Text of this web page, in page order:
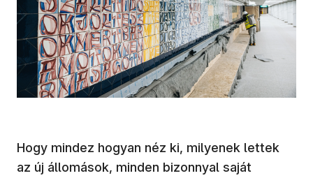
Hogy mindez hogyan néz ki, milyenek lettek
az új állomások, minden bizonnyal saját